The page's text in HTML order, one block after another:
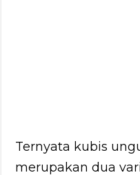
Ternyata kubis
merupakan dua